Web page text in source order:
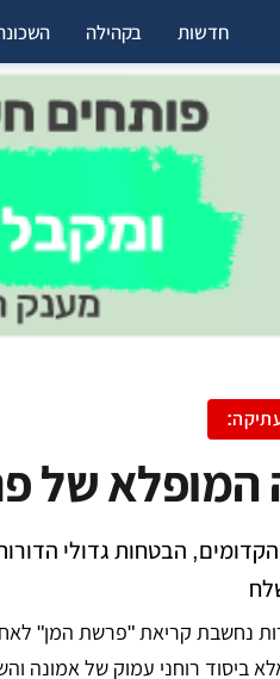
חדשות בקהילה
המופלא של
הבטחות גדולי
נחשבת קריאת "פרשת המן"
ביסוד רוחני עמוק של אמונה